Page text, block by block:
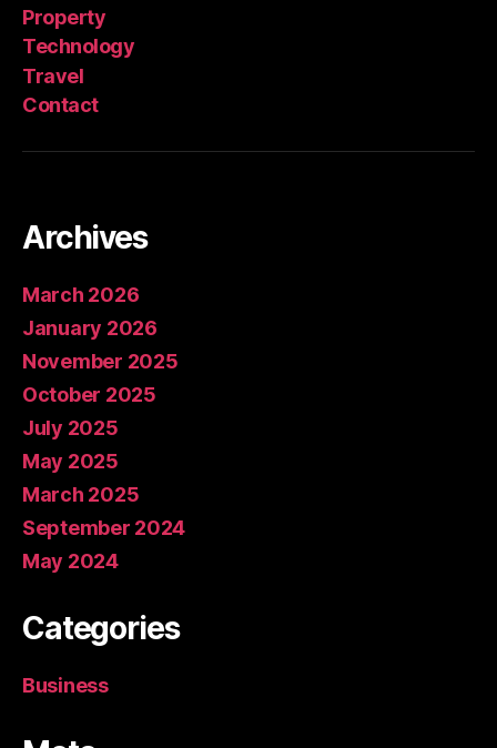
Property
Technology
Travel
Contact
Archives
March 2026
January 2026
November 2025
October 2025
July 2025
May 2025
March 2025
September 2024
May 2024
Categories
Business